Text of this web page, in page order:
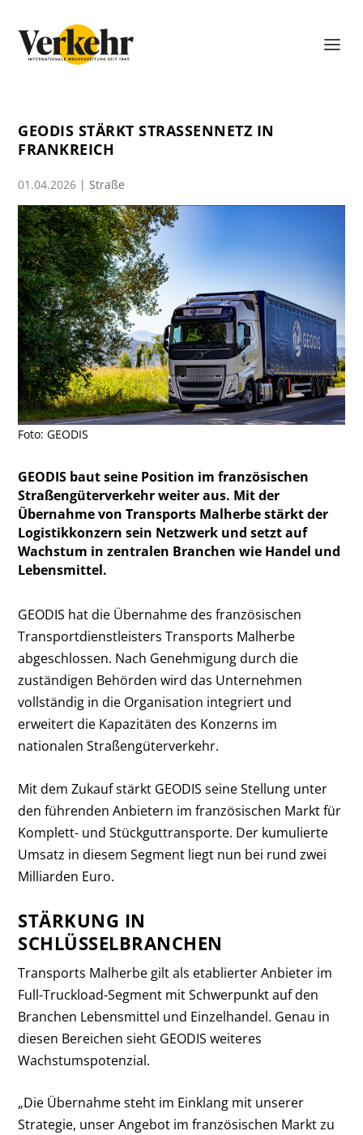
GEODIS STÄRKT STRASSENNETZ IN F
RANKREICH
01.04.2026 |Straße
Foto: GEODIS
GEODIS baut seine Position im französischen
Straßengüterverkehr weiter aus. Mit der
Übernahme von Transports Malherbe stärkt der
Logistikkonzern sein Netzwerk und setzt auf
Wachstum in zentralen Branchen wie Handel und
Lebensmittel.
GEODIS hat die Übernahme des französischen
Transportdienstleisters Transports Malherbe
abgeschlossen. Nach Genehmigung durch die
zuständigen Behörden wird das Unternehmen
vollständig in die Organisation integriert und
erweitert die Kapazitäten des Konzerns im
nationalen Straßengüterverkehr.
Mit dem Zukauf stärkt GEODIS seine Stellung unter
den führenden Anbietern im französischen Markt für
Komplett- und Stückguttransporte. Der kumulierte
Umsatz in diesem Segment liegt nun bei rund zwei
Milliarden Euro.
STÄRKUNG IN
SCHLÜSSELBRANCHEN
Transports Malherbe gilt als etablierter Anbieter im
Full-Truckload-Segment mit Schwerpunkt auf den
Branchen Lebensmittel und Einzelhandel. Genau in
diesen Bereichen sieht GEODIS weiteres
Wachstumspotenzial.
„Die Übernahme steht im Einklang mit unserer
Strategie, unser Angebot im französischen Markt zu